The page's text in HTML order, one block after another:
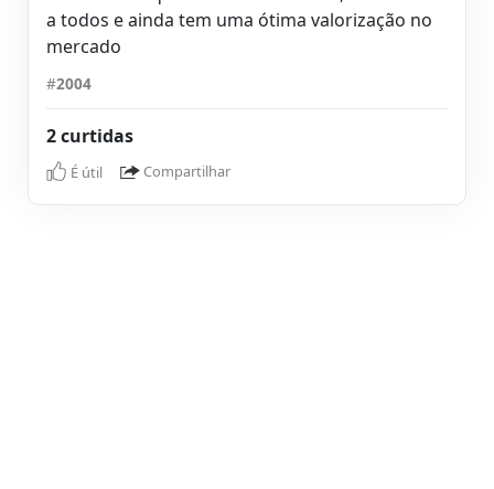
a todos e ainda tem uma ótima valorização no
mercado
#2004
2 curtidas
É útil Compartilhar